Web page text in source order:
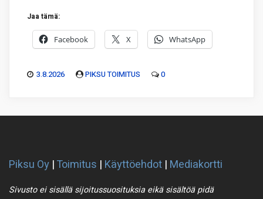
Jaa tämä:
Facebook X WhatsApp
3.8.2026 PIKSU TOIMITUS 0
Piksu Oy |Toimitus | Käyttöehdot | Mediakortti
Sivusto ei sisällä sijoitussuosituksia eikä sisältöä pidä